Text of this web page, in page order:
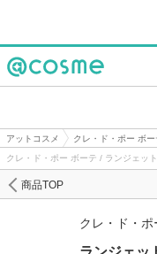
アットコスメ クレ・ド・ポー ボー
クレ・ド・ポー ボーテ / ランジェッ
商品TOP
クレ・ド・ポ